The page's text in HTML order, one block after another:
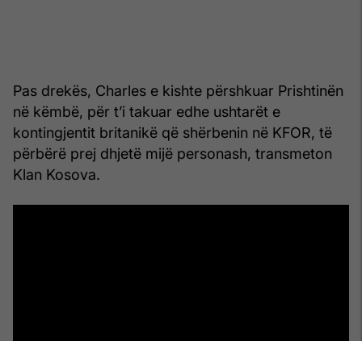
Pas drekës, Charles e kishte përshkuar Prishtinën
në këmbë, për t’i takuar edhe ushtarët e
kontingjentit britanikë që shërbenin në KFOR, të
përbërë prej dhjetë mijë personash, transmeton
Klan Kosova.